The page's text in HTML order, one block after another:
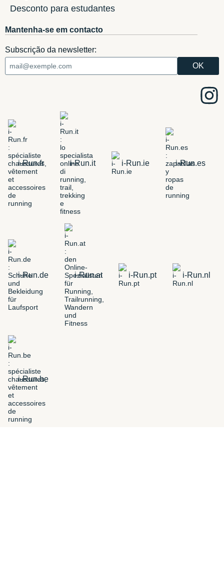
Desconto para estudantes
Mantenha-se em contacto
Subscrição da newsletter:
i-Run.fr i-Run.it i-Run.ie i-Run.es
i-Run.de i-Run.at i-Run.pt i-Run.nl
i-Run.be